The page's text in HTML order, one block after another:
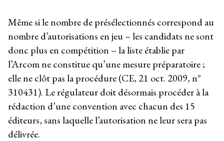
Même si le nombre de présélectionnés correspond au
nombre d’autorisations en jeu – les candidats ne sont
donc plus en compétition – la liste établie par
l’Arcom ne constitue qu’une mesure préparatoire ;
elle ne clôt pas la procédure (CE, 21 oct. 2009, n°
310431). Le régulateur doit désormais procéder à la
rédaction d’une convention avec chacun des 15
éditeurs, sans laquelle l’autorisation ne leur sera pas
délivrée.